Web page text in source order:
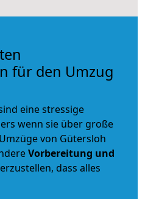
für den Umzug
eine stressige
wenn sie über große
von Gütersloh
Vorbereitung und
dass alles